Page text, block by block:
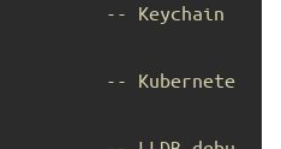
-- Keychain
-- Kubernete